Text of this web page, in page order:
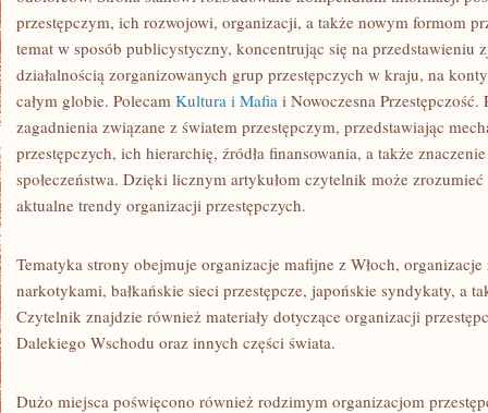
przestępczym, ich rozwojowi, organizacji, a także nowym formom
temat w sposób publicystyczny, koncentrując się na przedstawieniu
działalnością zorganizowanych grup przestępczych w kraju, na
całym globie. Polecam Kultura i Mafia i Nowoczesna
zagadnienia związane z światem przestępczym, przedstawiając
przestępczych, ich hierarchię, źródła finansowania, a także
społeczeństwa. Dzięki licznym artykułom czytelnik może
aktualne trendy organizacji przestępczych.
Tematyka strony obejmuje organizacje mafijne z Włoch,
narkotykami, bałkańskie sieci przestępcze, japońskie syndykaty, a
Czytelnik znajdzie również materiały dotyczące organizacji
Dalekiego Wschodu oraz innych części świata.
Dużo miejsca poświęcono również rodzimym organizacjom